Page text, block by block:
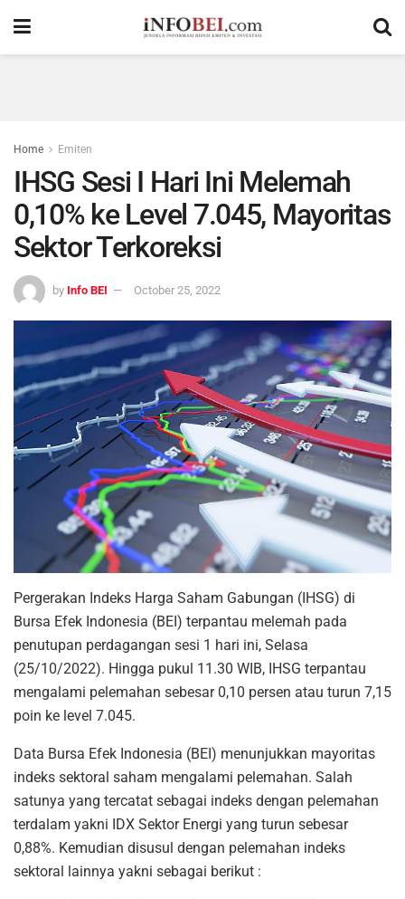
Home Emiten
IHSG Sesi I Hari Ini Melemah
0,10% ke Level 7.045, Mayoritas
Sektor Terkoreksi
by Info BEI October 25, 2022
Pergerakan Indeks Harga Saham Gabungan (IHSG) di
Bursa Efek Indonesia (BEI) terpantau melemah pada
penutupan perdagangan sesi 1 hari ini, Selasa
(25/10/2022). Hingga pukul 11.30 WIB, IHSG terpantau
mengalami pelemahan sebesar 0,10 persen atau turun 7,15
poin ke level 7.045.
Data Bursa Efek Indonesia (BEI) menunjukkan mayoritas
indeks sektoral saham mengalami pelemahan. Salah
satunya yang tercatat sebagai indeks dengan pelemahan
terdalam yakni IDX Sektor Energi yang turun sebesar
0,88%. Kemudian disusul dengan pelemahan indeks
sektoral lainnya yakni sebagai berikut :